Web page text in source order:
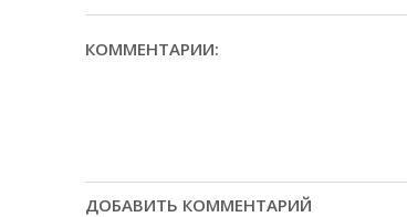
КОММЕНТАРИИ:
ДОБАВИТЬ КОММЕНТАРИЙ